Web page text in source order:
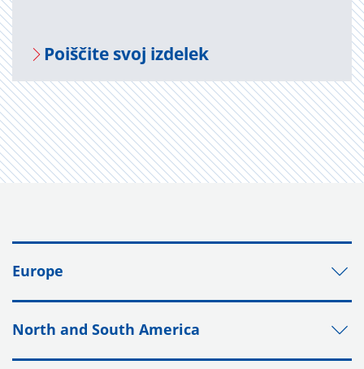
Po­i­šči­te svoj iz­de­lek
Europe
North and South America